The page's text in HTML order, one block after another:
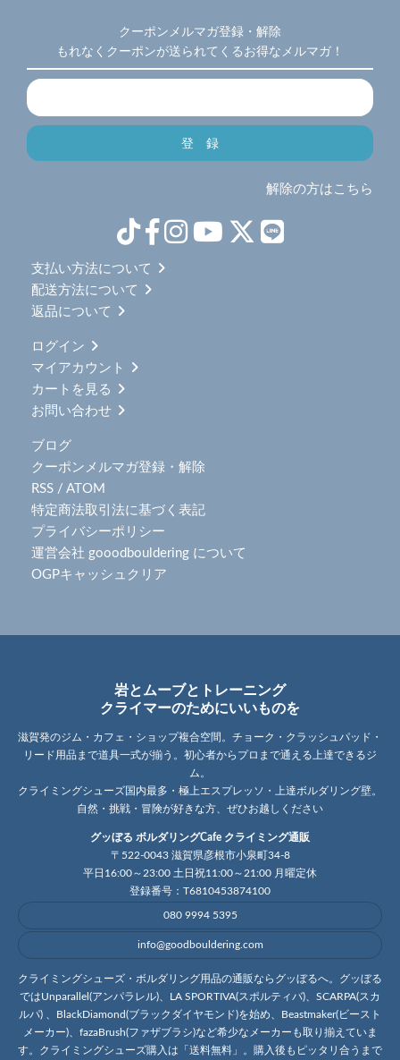
クーポンメルマガ登録・解除
もれなくクーポンが送られてくるお得なメルマガ！
解除の方はこちら
支払い方法について
配送方法について
返品について
ログイン
マイアカウント
カートを見る
お問い合わせ
ブログ
クーポンメルマガ登録・解除
RSS / ATOM
特定商法取引法に基づく表記
プライバシーポリシー
運営会社 gooodbouldering について
OGPキャッシュクリア
岩とムーブとトレーニング
クライマーのためにいいものを
滋賀発のジム・カフェ・ショップ複合空間。チョーク・クラッシュパッド・
リード用品まで道具一式が揃う。初心者からプロまで通える上達できるジ
ム。
クライミングシューズ国内最多・極上エスプレッソ・上達ボルダリング壁。
自然・挑戦・冒険が好きな方、ぜひお越しください
グッぼる ボルダリングCafe クライミング通販
〒522-0043 滋賀県彦根市小泉町34-8
平日16:00～23:00 土日祝11:00～21:00 月曜定休
登録番号：T6810453874100
080 9994 5395
info@goodbouldering.com
クライミングシューズ・ボルダリング用品の通販ならグッぼるへ。グッぼる
ではUnparallel(アンパラレル)、LA SPORTIVA(スポルティバ)、SCARPA(スカ
ルパ) 、BlackDiamond(ブラックダイヤモンド)を始め、Beastmaker(ビースト
メーカー)、fazaBrush(ファザブラシ)など希少なメーカーも取り揃えていま
す。クライミングシューズ購入は「送料無料」。購入後もピッタリ合うまで